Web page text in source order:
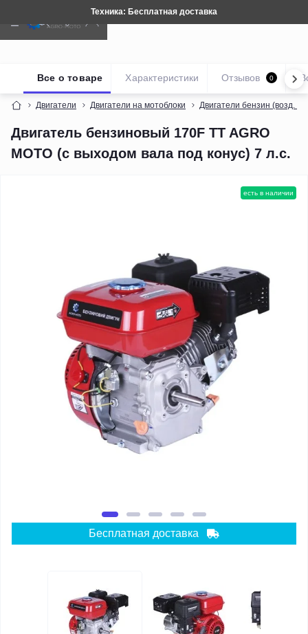
Техника: Бесплатная доставка
Двигатели Двигатели на мотоблоки Двигатели бензин (возд.
Двигатель бензиновый 170F TT AGRO
MOTO (с выходом вала под конус) 7 л.с.
Все о товаре Характеристики Отзывов 0
есть в наличии
Бесплатная доставка